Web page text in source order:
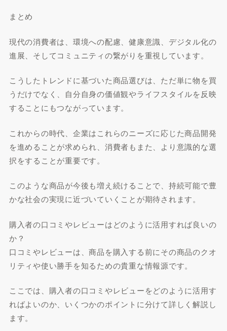
まとめ
現代の消費者は、環境への配慮、健康意識、デジタル化の
進展、そしてコミュニティの繋がりを重視しています。
こうしたトレンドに基づいた商品選びは、ただ単に物を買
うだけでなく、自分自身の価値観やライフスタイルを反映
することにもつながっています。
これからの時代、企業はこれらのニーズに応じた商品開発
を進めることが求められ、消費者もまた、より意識的な選
択をすることが重要です。
このような商品が今後も増え続けることで、持続可能で豊
かな社会の実現に近づいていくことが期待されます。
購入者の口コミやレビューはどのように活用すれば良いの
か？
口コミやレビューは、商品を購入する前にその商品のクオ
リティや使い勝手を知るための貴重な情報源です。
ここでは、購入者の口コミやレビューをどのように活用す
ればよいのか、いくつかのポイントに分けて詳しく解説し
ます。